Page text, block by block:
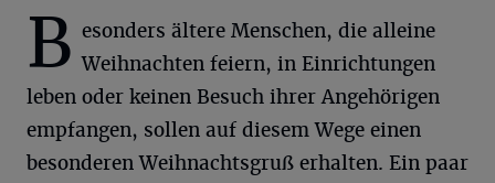
B esonders ältere Menschen, die alleine
Weihnachten feiern, in Einrichtungen
leben oder keinen Besuch ihrer Angehörigen
empfangen, sollen auf diesem Wege einen
besonderen Weihnachtsgruß erhalten. Ein paar